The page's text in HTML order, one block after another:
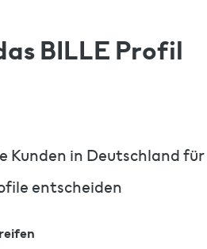
BILLE Profil
Kunden in Deutschland für
entscheiden